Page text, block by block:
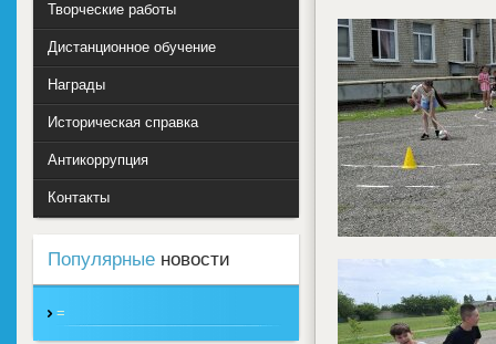
Творческие работы
Дистанционное обучение
Награды
Историческая справка
Антикоррупция
Контакты
Популярные новости
=